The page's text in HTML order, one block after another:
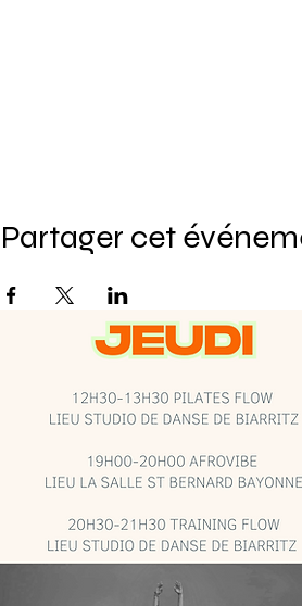
Partager cet